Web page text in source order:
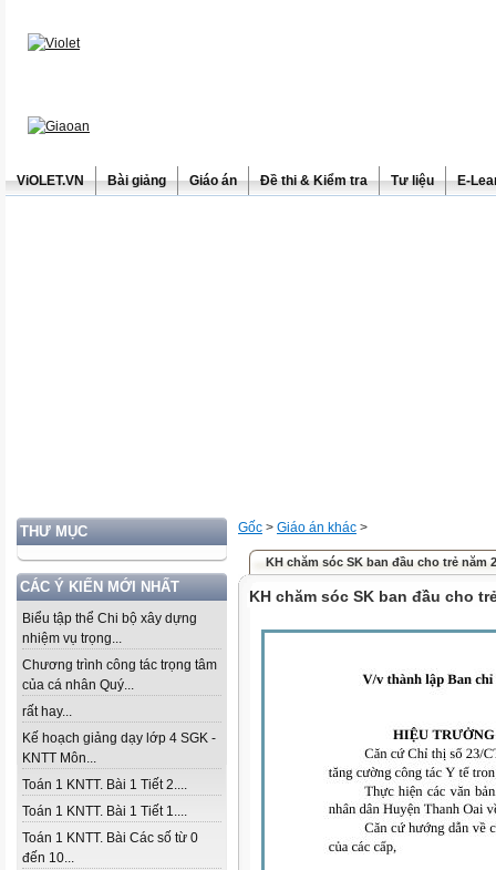
ViOLET.VN Bài giảng Giáo án Đề thi & Kiểm tra Tư liệu E-
THƯ MỤC
CÁC Ý KIẾN MỚI NHẤT
Biểu tập thể Chi bộ xây dựng
nhiệm vụ trọng...
Chương trình công tác trọng tâm
của cá nhân Quý...
rất hay...
Kế hoạch giảng dạy lớp 4 SGK -
KNTT Môn...
Toán 1 KNTT. Bài 1 Tiết 2....
Toán 1 KNTT. Bài 1 Tiết 1....
Toán 1 KNTT. Bài Các số từ 0
đến 10...
Gốc > Giáo án khác >
KH chăm sóc SK ban đầu cho trẻ năm
KH chăm sóc SK ban đầu cho